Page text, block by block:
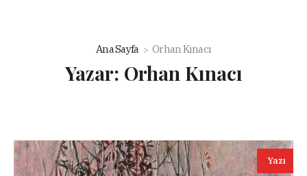
Ana Sayfa Orhan Kınacı
Yazar: Orhan Kınacı
Yazı